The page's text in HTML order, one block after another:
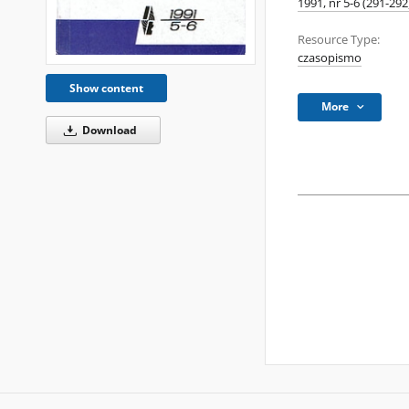
Show content
Download
1991, nr 5-6 (291-
Resource Type:
czasopismo
More